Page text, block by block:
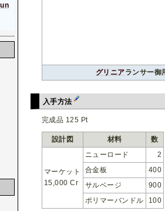
グリニアランサー御
入手方法
完成品 125 Pt
設計図 材料 数
マーケット
15,000 Cr
ニューロード
2
合金板
400
サルベージ
900
ポリマーバンドル
100